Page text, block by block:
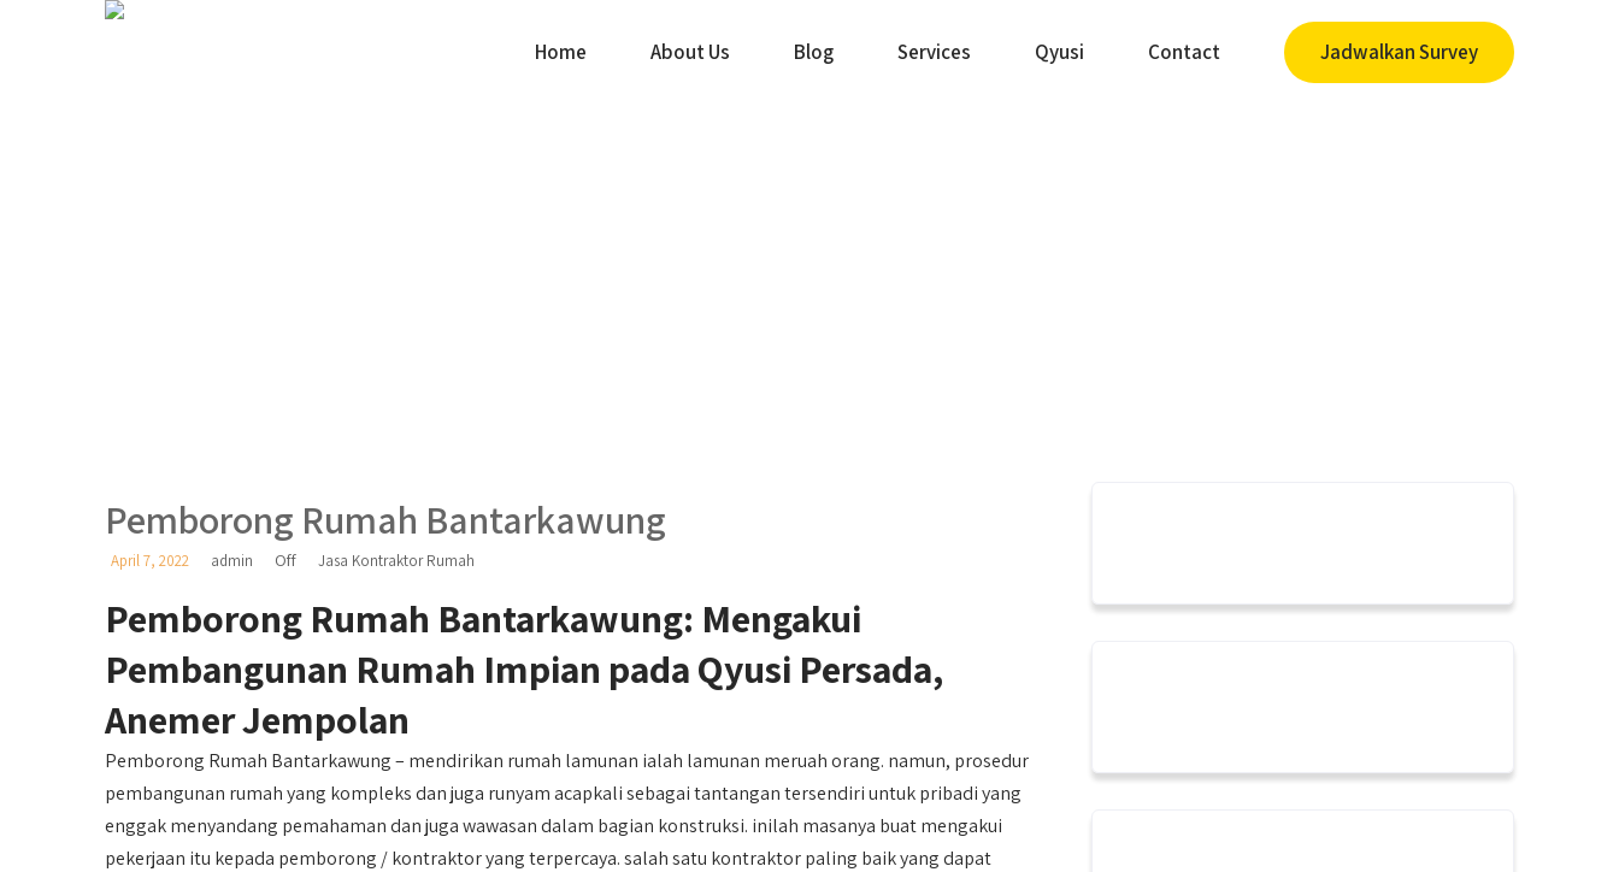
Home About Us Blog Services Qyusi Contact Jadwalkan Survey
Pemborong Rumah Bantarkawung
April 7, 2022 admin Off Jasa Kontraktor Rumah
Pemborong Rumah Bantarkawung: Mengakui
Pembangunan Rumah Impian pada Qyusi Persada,
Anemer Jempolan
Pemborong Rumah Bantarkawung – mendirikan rumah lamunan ialah lamunan meruah orang. namun, prosedur
pembangunan rumah yang kompleks dan juga runyam acapkali sebagai tantangan tersendiri untuk pribadi yang
enggak menyandang pemahaman dan juga wawasan dalam bagian konstruksi. inilah masanya buat mengakui
pekerjaan itu kepada pemborong / kontraktor yang terpercaya. salah satu kontraktor paling baik yang dapat